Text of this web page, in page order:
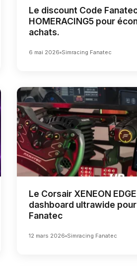
Le discount Code
HOMERACING5 pour
achats.
6 mai 2026 Simracing Fanatec
Le Corsair XENEON
dashboard ultrawide
Fanatec
12 mars 2026 Simracing Fanatec